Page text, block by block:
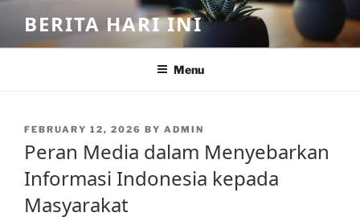
content
BERITA HARI INI
Menu
POSTED
FEBRUARY 12, 2026 BY ADMIN
Peran Media dalam Menyebarkan
Informasi Indonesia kepada
Masyarakat